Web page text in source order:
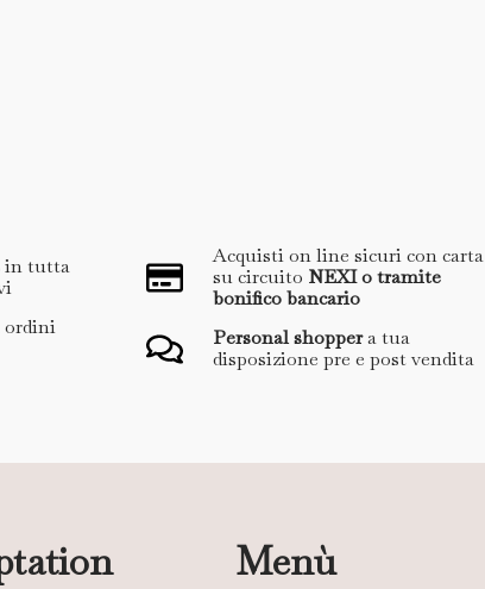
in tutta
Acquisti on line sicuri con carta
su circuito NEXI o tramite
bonifico bancario
Personal shoppera tua
disposizione pre e post vendita
Menù